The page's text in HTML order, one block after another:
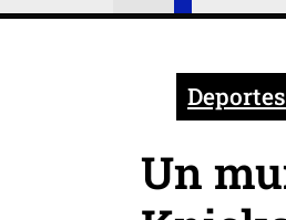
Deportes
Un